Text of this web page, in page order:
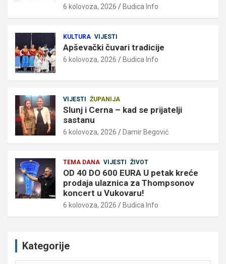
6 kolovoza, 2026 Budica Info
KULTURA VIJESTI
Apševački čuvari tradicije
6 kolovoza, 2026 Budica Info
VIJESTI ŽUPANIJA
Slunj i Cerna – kad se prijatelji
sastanu
6 kolovoza, 2026 Damir Begović
TEMA DANA VIJESTI ŽIVOT
OD 40 DO 600 EURA U petak kreće
prodaja ulaznica za Thompsonov
koncert u Vukovaru!
6 kolovoza, 2026 Budica Info
Kategorije